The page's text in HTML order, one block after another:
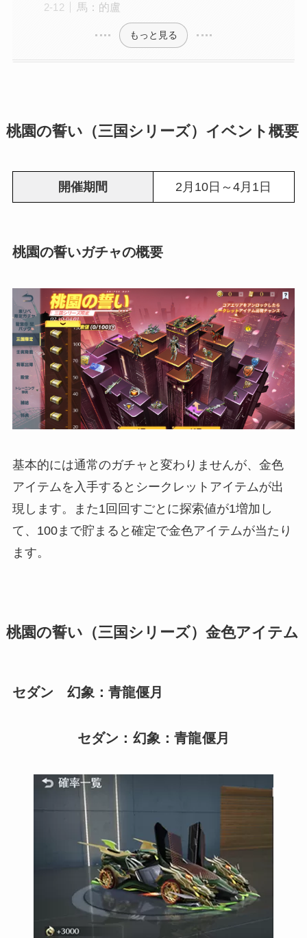
馬：的盧
もっと見る
桃園の誓い（三国シリーズ）イベント概要
開催期間 2月10日～4月1日
桃園の誓いガチャの概要
基本的には通常のガチャと変わりませんが、金色
アイテムを入手するとシークレットアイテムが出
現します。また1回回すごとに探索値が1増加し
て、100まで貯まると確定で金色アイテムが当たり
ます。
桃園の誓い（三国シリーズ）金色アイテム
セダン 幻象：青龍偃月
セダン：幻象：青龍偃月